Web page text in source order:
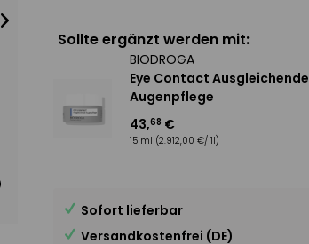
Sollte ergänzt werden mit:
BIODROGA
Eye Contact Ausgleichende
Augenpflege
43,68 €
15 ml (2.912,00 €/ 1l)
Sofort lieferbar
Versandkostenfrei (DE)